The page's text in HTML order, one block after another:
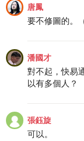
唐鳳
要不修圖的。
潘國才
對不起，快易
以有多個人？
張鈺旋
可以。